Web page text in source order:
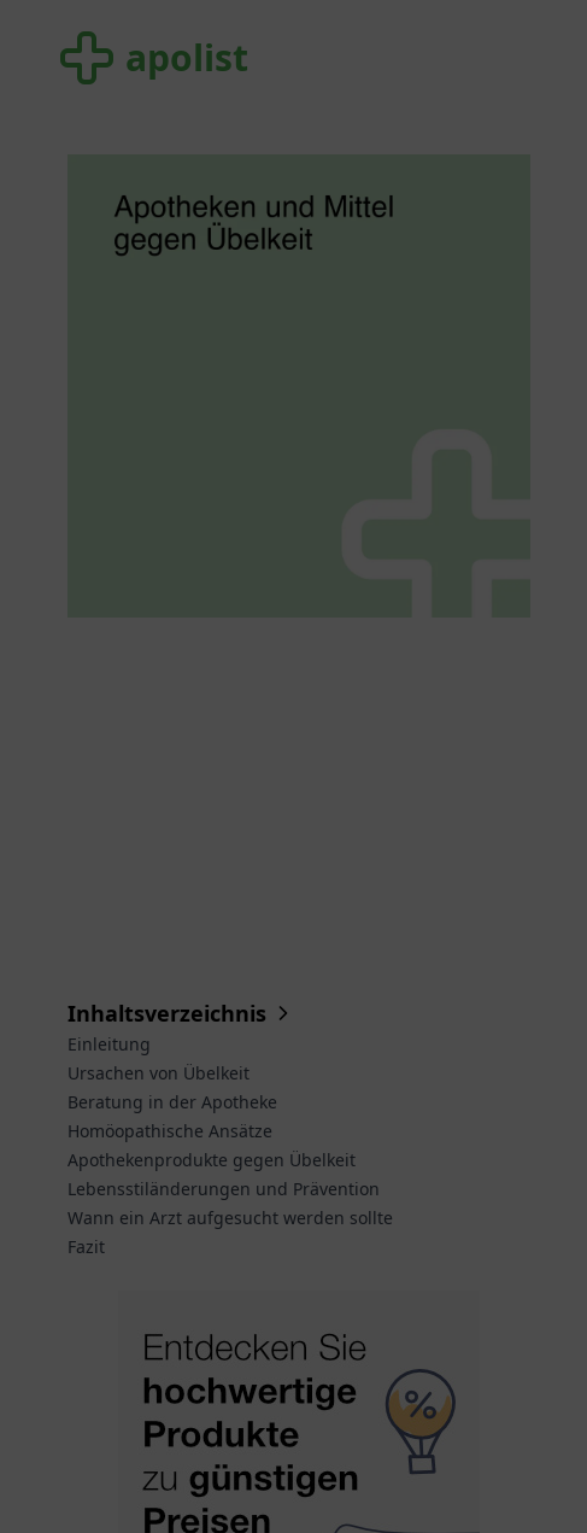
apolist apolist
Inhaltsverzeichnis
Einleitung
Ursachen von Übelkeit
Beratung in der Apotheke
Homöopathische Ansätze
Apothekenprodukte gegen Übelkeit
Lebensstiländerungen und Prävention
Wann ein Arzt aufgesucht werden sollte
Fazit